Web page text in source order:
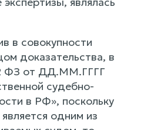
в совокупности
доказательства, в
ФЗ от ДД.ММ.ГГГГ
судебно-
в РФ», поскольку
одним из